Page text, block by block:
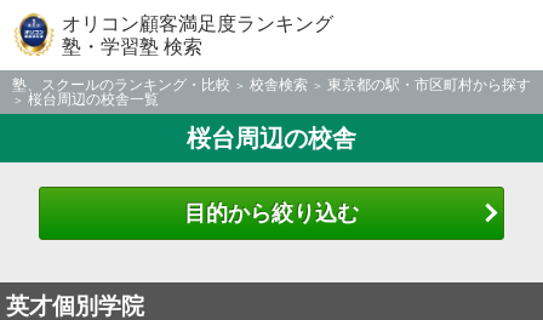
オリコン顧客満足度ランキング
塾・学習塾 検索
塾、スクールのランキング・比較 校舎検索
東京都の駅・市区町村から探す
桜台周辺の校舎一覧
桜台周辺の校舎
目的から絞り込む
英才個別学院